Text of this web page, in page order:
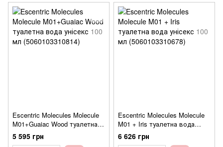
Escentric Molecules Molecule
M01+Guaiac Wood туалетна
вода унісекс 100 мл
(5060103310814)
5 595 грн
Escentric Molecules Molecule
M01 + Iris туалетна вода
унісекс 100 мл
(5060103310678)
6 626 грн